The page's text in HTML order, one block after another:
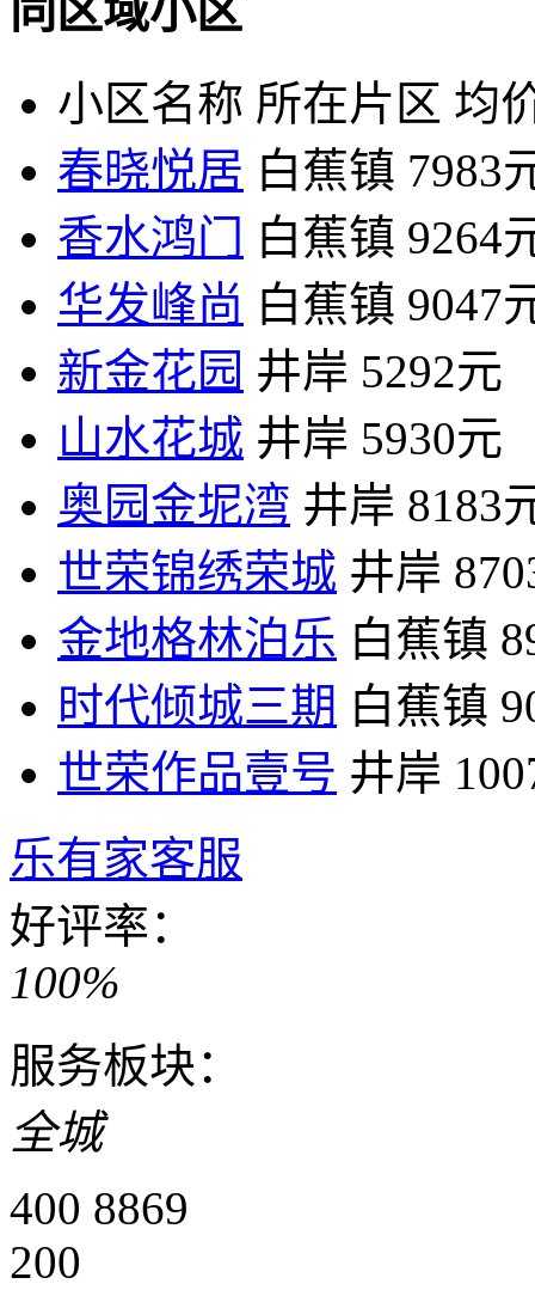
同区域小区
小区名称 所在片区 均
春晓悦居 白蕉镇 7983
香水鸿门 白蕉镇 9264
华发峰尚 白蕉镇 9047
新金花园 井岸 5292元
山水花城 井岸 5930元
奥园金坭湾 井岸 8183
世荣锦绣荣城 井岸
金地格林泊乐 白蕉镇
时代倾城三期 白蕉镇
世荣作品壹号 井岸
乐有家客服
好评率：
100%
服务板块：
全城
400 8869
200